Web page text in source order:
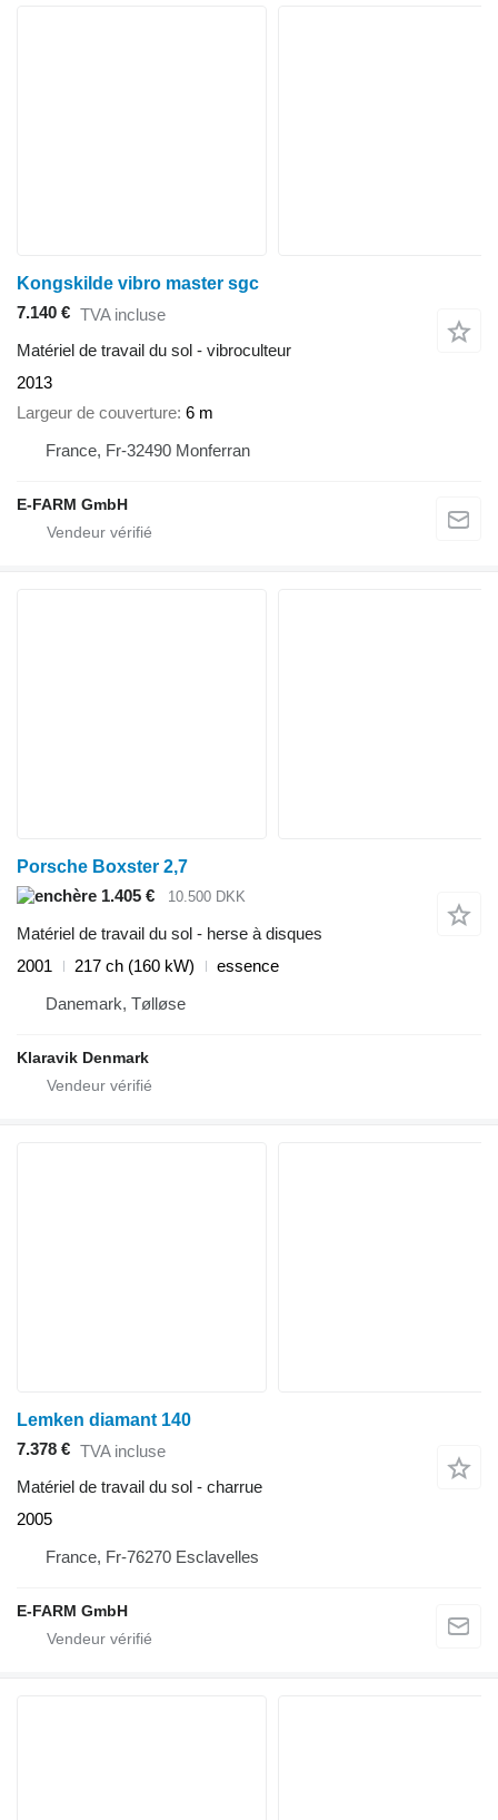
Kongskilde vibro master sgc
7.140 € TVA incluse
Matériel de travail du sol - vibroculteur
2013
Largeur de couverture 6 m
France, Fr-32490 Monferran
E-FARM GmbH
Porsche Boxster 2,7
1.405 €
10.500 DKK
Matériel de travail du sol - herse à disques
2001
217 ch (160 kW)
essence
Danemark, Tølløse
Klaravik Denmark
Lemken diamant 140
7.378 € TVA incluse
Matériel de travail du sol - charrue
2005
France, Fr-76270 Esclavelles
E-FARM GmbH